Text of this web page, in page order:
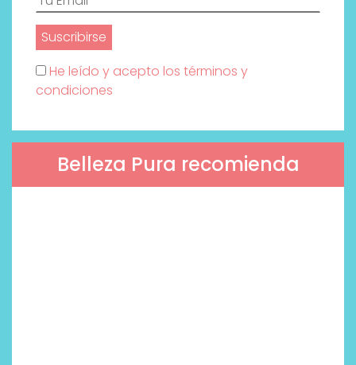
He leído y acepto los términos y
condiciones
Belleza Pura recomienda